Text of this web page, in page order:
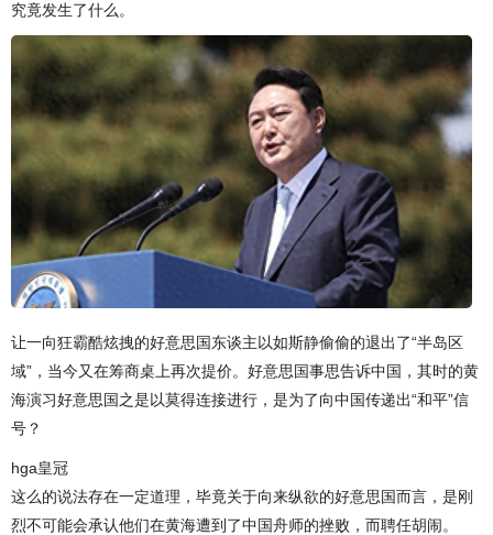
究竟发生了什么。
让一向狂霸酷炫拽的好意思国东谈主以如斯静偷偷的退出了“半岛区
域”，当今又在筹商桌上再次提价。好意思国事思告诉中国，其时的黄
海演习好意思国之是以莫得连接进行，是为了向中国传递出“和平”信
号？
hga皇冠
这么的说法存在一定道理，毕竟关于向来纵欲的好意思国而言，是刚
烈不可能会承认他们在黄海遭到了中国舟师的挫败，而聘任胡闹。